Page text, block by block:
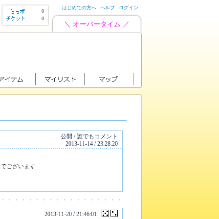
0
0
はじめての方へ ヘルプ ログイン
＼ オーバータイム ／
公開 / 誰でもコメント
2013-11-14 / 23:28:20
ございます
2013-11-20 / 21:46:01